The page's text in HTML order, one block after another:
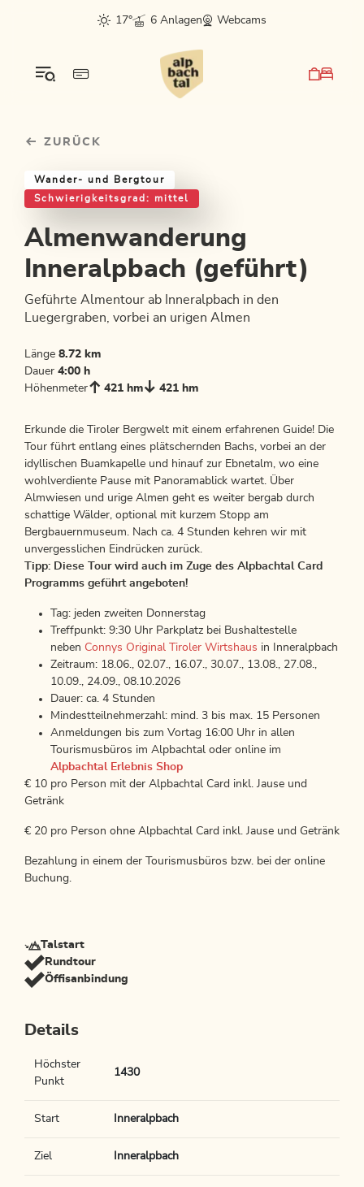
sr.skip-to.main-content
sr.skip-to.table-of-contents
sr.skip-to.main-navigation
17°
6 Anlagen Webcams
ZURÜCK
Wander- und Bergtour
Schwierigkeitsgrad: mittel
Almenwanderung
Inneralpbach (geführt)
Geführte Almentour ab Inneralpbach in den
Luegergraben, vorbei an urigen Almen
Länge 8.72 km
Dauer 4:00 h
Höhenmeter
421 hm 421 hm
Erkunde die Tiroler Bergwelt mit einem erfahrenen Guide! Die
Tour führt entlang eines plätschernden Bachs, vorbei an der
idyllischen Buamkapelle und hinauf zur Ebnetalm, wo eine
wohlverdiente Pause mit Panoramablick wartet. Über
Almwiesen und urige Almen geht es weiter bergab durch
schattige Wälder, optional mit kurzem Stopp am
Bergbauernmuseum. Nach ca. 4 Stunden kehren wir mit
unvergesslichen Eindrücken zurück.
Tipp: Diese Tour wird auch im Zuge des Alpbachtal Card
Programms geführt angeboten!
Tag: jeden zweiten Donnerstag
Treffpunkt: 9:30 Uhr Parkplatz bei Bushaltestelle
neben Connys Original Tiroler Wirtshaus in Inneralpbach
Zeitraum: 18.06., 02.07., 16.07., 30.07., 13.08., 27.08.,
10.09., 24.09., 08.10.2026
Dauer: ca. 4 Stunden
Mindestteilnehmerzahl: mind. 3 bis max. 15 Personen
Anmeldungen bis zum Vortag 16:00 Uhr in allen
Tourismusbüros im Alpbachtal oder online im
Alpbachtal Erlebnis Shop
€ 10 pro Person mit der Alpbachtal Card inkl. Jause und
Getränk
€ 20 pro Person ohne Alpbachtal Card inkl. Jause und Getränk
Bezahlung in einem der Tourismusbüros bzw. bei der online
Buchung.
Talstart
Rundtour
Öffisanbindung
Details
Höchster
Punkt
1430
Start Inneralpbach
Ziel Inneralpbach